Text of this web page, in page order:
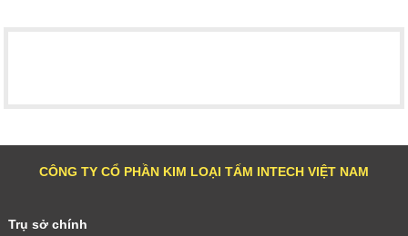
CÔNG TY CỔ PHẦN KIM LOẠI TẤM INTECH VIỆT NAM
Trụ sở chính